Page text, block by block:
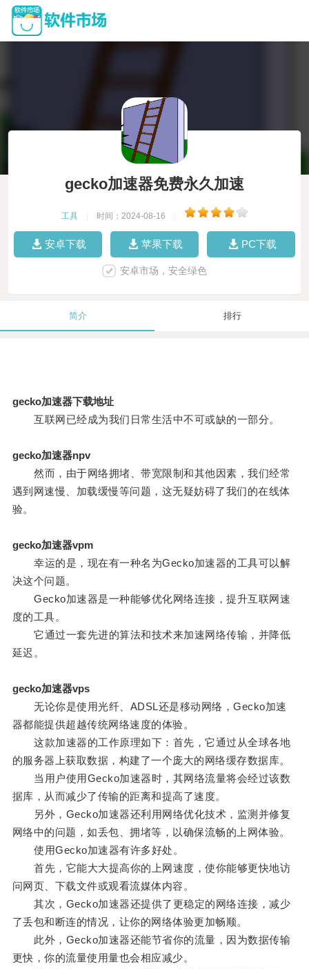
gecko加速器免费永久加速
工具 时间：2024-08-16
安卓下载 苹果下载 PC下载
安卓市场，安全绿色
简介 排行
gecko加速器下载地址
互联网已经成为我们日常生活中不可或缺的一部分。
gecko加速器npv
然而，由于网络拥堵、带宽限制和其他因素，我们经常
遇到网速慢、加载缓慢等问题，这无疑妨碍了我们的在线体
验。
gecko加速器vpm
幸运的是，现在有一种名为Gecko加速器的工具可以解
决这个问题。
Gecko加速器是一种能够优化网络连接，提升互联网速
度的工具。
它通过一套先进的算法和技术来加速网络传输，并降低
延迟。
gecko加速器vps
无论你是使用光纤、ADSL还是移动网络，Gecko加速
器都能提供超越传统网络速度的体验。
这款加速器的工作原理如下：首先，它通过从全球各地
的服务器上获取数据，构建了一个庞大的网络缓存数据库。
当用户使用Gecko加速器时，其网络流量将会经过该数
据库，从而减少了传输的距离和提高了速度。
另外，Gecko加速器还利用网络优化技术，监测并修复
网络中的问题，如丢包、拥堵等，以确保流畅的上网体验。
使用Gecko加速器有许多好处。
首先，它能大大提高你的上网速度，使你能够更快地访
问网页、下载文件或观看流媒体内容。
其次，Gecko加速器还提供了更稳定的网络连接，减少
了丢包和断连的情况，让你的网络体验更加畅顺。
此外，Gecko加速器还能节省你的流量，因为数据传输
更快，你的流量使用量也会相应减少。